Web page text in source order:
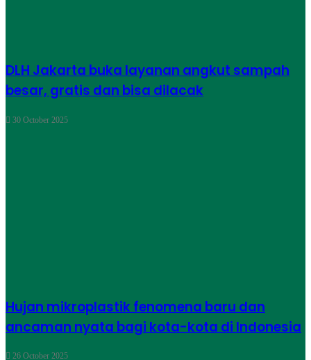
DLH Jakarta buka layanan angkut sampah
besar, gratis dan bisa dilacak
30 October 2025
Hujan mikroplastik fenomena baru dan
ancaman nyata bagi kota-kota di Indonesia
26 October 2025